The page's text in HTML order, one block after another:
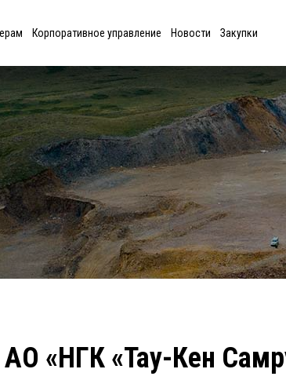
Корпоративное управление Новости Закупки
«НГК «Тау-Кен